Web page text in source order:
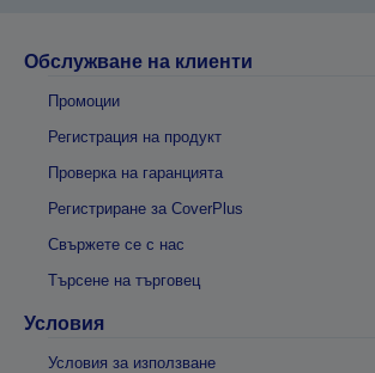
Обслужване на клиенти
Промоции
Регистрация на продукт
Проверка на гаранцията
Регистриране за CoverPlus
Свържете се с нас
Търсене на търговец
Условия
Условия за използване